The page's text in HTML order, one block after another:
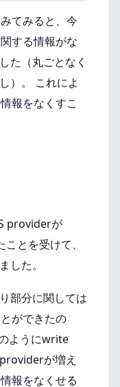
てみると、今
する情報がな
た（丸ごとなく
）。 これによ
報をなくすこ
providerが
とを受けて、
した。
部分に関しては
ができたの
ようにwrite
が増え
報をなくせる